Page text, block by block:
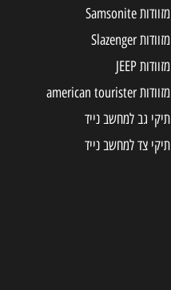
מזוודות Samsonite
מזוודות Slazenger
מזוודות JEEP
מזוודות american tourister
תיקי גב למחשב נייד
תיקי צד למחשב נייד